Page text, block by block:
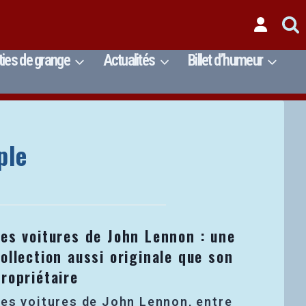
de grange Actualités Billet d’humeur
voitures de John Lennon : une
aussi originale que son
voitures de John Lennon, entre